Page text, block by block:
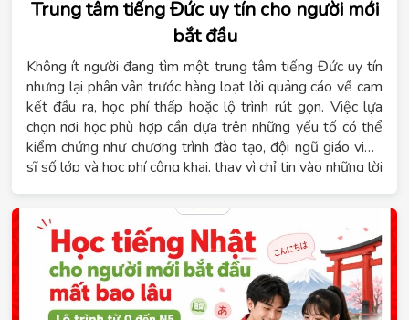
Trung tâm tiếng Đức uy tín cho người mới
bắt đầu
Không ít người đang tìm một trung tâm tiếng Đức uy tín
nhưng lại phân vân trước hàng loạt lời quảng cáo về cam
kết đầu ra, học phí thấp hoặc lộ trình rút gọn. Việc lựa
chọn nơi học phù hợp cần dựa trên những yếu tố có thể
kiểm chứng như chương trình đào tạo, đội ngũ giáo viên,
sĩ số lớp và học phí công khai, thay vì chỉ tin vào những lời
chương trình tiếng Đức theo từng cấp độ từ A1 đến B1,
phù hợp với người mới bắt đầu, người học để du học nghề
hoặc người đi làm cần chứng chỉ. Nội dung dưới đây sẽ
giúp bạn nắm rõ tiêu chí đánh giá một trung tâm tiếng
Đức, lộ trình học phù hợp, thời gian đạt B1 và các hình
thức học đang được áp dụng hiện nay.